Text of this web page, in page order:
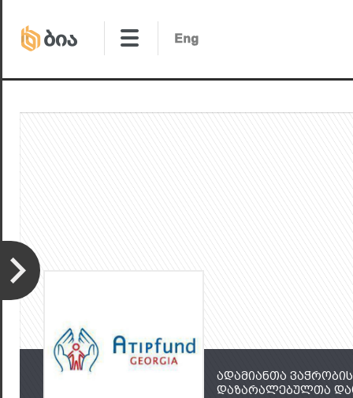
ადამიანთა
დაზარალებულთა